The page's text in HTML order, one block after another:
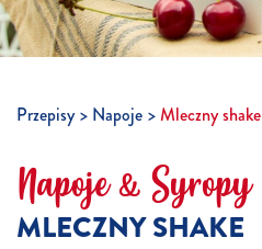
Przepisy Napoje Mleczny shake
Napoje & Syropy
MLECZNY SHAKE